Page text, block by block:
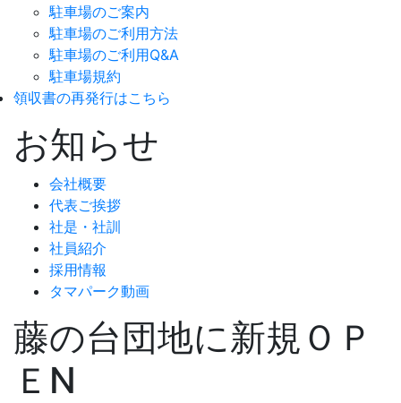
駐車場のご案内
駐車場のご利用方法
駐車場のご利用Q&A
駐車場規約
領収書の再発行はこちら
お知らせ
会社概要
代表ご挨拶
社是・社訓
社員紹介
採用情報
タマパーク動画
藤の台団地に新規ＯＰ
ＥN